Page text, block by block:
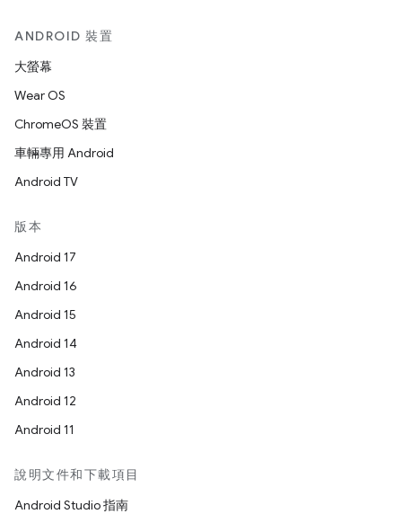
ANDROID 裝置
大螢幕
Wear OS
ChromeOS 裝置
車輛專用 Android
Android TV
版本
Android 17
Android 16
Android 15
Android 14
Android 13
Android 12
Android 11
說明文件和下載項目
Android Studio 指南